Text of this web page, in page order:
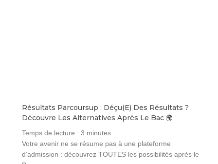
Résultats Parcoursup : Déçu(e) Des Résultats ?
Découvre Les Alternatives Après Le Bac 🌍
Temps de lecture : 3 minutes
Votre avenir ne se résume pas à une plateforme
d’admission : découvrez TOUTES les possibilités après le